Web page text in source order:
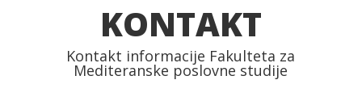
KONTAKT
Kontakt informacije Fakulteta za
Mediteranske poslovne studije